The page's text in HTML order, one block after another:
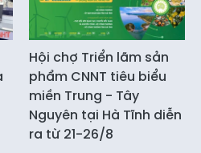
Hội chợ Triển lãm sản
phẩm CNNT tiêu biểu
miền Trung - Tây
Nguyên tại Hà Tĩnh diễn
ra từ 21-26/8